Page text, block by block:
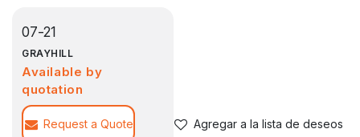
07-21
GRAYHILL
Available by
quotation
Request a Quote Agregar a la lista de deseos